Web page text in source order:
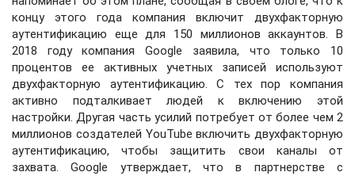
концу этого года компания включит двухфакторную
аутентификацию еще для 150 миллионов аккаунтов. В
2018 году компания Google заявила, что только 10
процентов ее активных учетных записей используют
двухфакторную аутентификацию. С тех пор компания
активно подталкивает людей к включению этой
настройки. Другая часть усилий потребует от более чем 2
миллионов создателей YouTube включить двухфакторную
аутентификацию, чтобы защитить свои каналы от
захвата. Google утверждает, что в партнерстве с